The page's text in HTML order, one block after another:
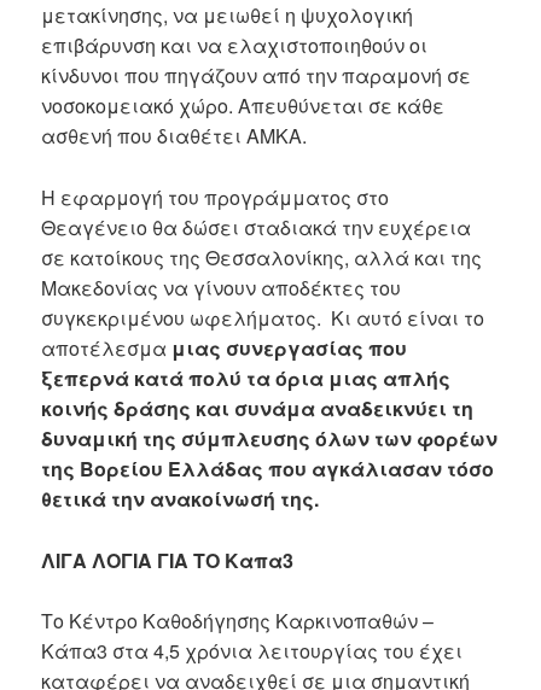
μετακίνησης, να μειωθεί η ψυχολογική
επιβάρυνση και να ελαχιστοποιηθούν οι
κίνδυνοι που πηγάζουν από την παραμονή σε
νοσοκομειακό χώρο. Απευθύνεται σε κάθε
ασθενή που διαθέτει ΑΜΚΑ.
Η εφαρμογή του προγράμματος στο
Θεαγένειο θα δώσει σταδιακά την ευχέρεια
σε κατοίκους της Θεσσαλονίκης, αλλά και της
Μακεδονίας να γίνουν αποδέκτες του
συγκεκριμένου ωφελήματος. Κι αυτό είναι το
αποτέλεσμα μιας συνεργασίας που
ξεπερνά κατά πολύ τα όρια μιας απλής
κοινής δράσης και συνάμα αναδεικνύει τη
δυναμική της σύμπλευσης όλων των φορέων
της Βορείου Ελλάδας που αγκάλιασαν τόσο
θετικά την ανακοίνωσή της.
ΛΙΓΑ ΛΟΓΙΑ ΓΙΑ ΤΟ Καπα3
Το Κέντρο Καθοδήγησης Καρκινοπαθών –
Κάπα3 στα 4,5 χρόνια λειτουργίας του έχει
καταφέρει να αναδειχθεί σε μια σημαντική